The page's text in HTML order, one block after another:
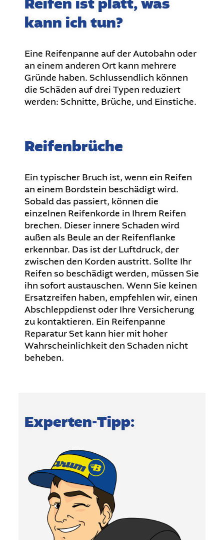
kann ich tun?
Eine Reifenpanne auf der Autobahn oder
an einem anderen Ort kann mehrere
Gründe haben. Schlussendlich können
die Schäden auf drei Typen reduziert
werden: Schnitte, Brüche, und Einstiche.
Reifenbrüche
Ein typischer Bruch ist, wenn ein Reifen
an einem Bordstein beschädigt wird.
Sobald das passiert, können die
einzelnen Reifenkorde in Ihrem Reifen
brechen. Dieser innere Schaden wird
außen als Beule an der Reifenflanke
erkennbar. Das ist der Luftdruck, der
zwischen den Korden austritt. Sollte Ihr
Reifen so beschädigt werden, müssen Sie
ihn sofort austauschen. Wenn Sie keinen
Ersatzreifen haben, empfehlen wir, einen
Abschleppdienst oder Ihre Versicherung
zu kontaktieren. Ein Reifenpanne
Reparatur Set kann hier mit hoher
Wahrscheinlichkeit den Schaden nicht
beheben.
Experten-Tipp: